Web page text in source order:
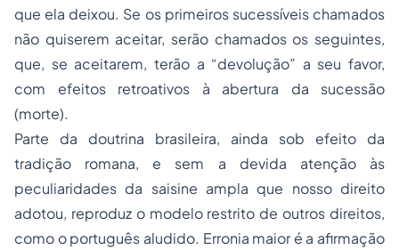
que ela deixou. Se os primeiros sucessíveis chamados
não quiserem aceitar, serão chamados os seguintes,
que, se aceitarem, terão a “devolução” a seu favor,
com efeitos retroativos à abertura da sucessão
(morte).
Parte da doutrina brasileira, ainda sob efeito da
tradição romana, e sem a devida atenção às
peculiaridades da saisine ampla que nosso direito
adotou, reproduz o modelo restrito de outros direitos,
como o português aludido. Erronia maior é a afirmação